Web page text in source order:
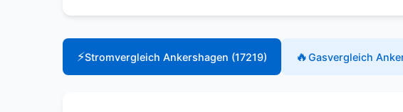
⚡Stromvergleich Ankershagen (17219) 🔥Gasvergleich